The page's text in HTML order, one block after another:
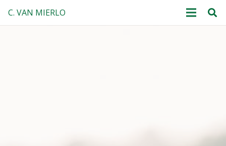
C. VAN MIERLO